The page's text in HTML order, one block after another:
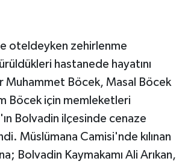
oteldeyken zehirlenme
hastanede hayatını
Muhammet Böcek, Masal Böcek
Böcek için memleketleri
Bolvadin ilçesinde cenaze
Müslümana Camisi'nde kılınan
Bolvadin Kaymakamı Ali Arıkan,
Sahiplendirme